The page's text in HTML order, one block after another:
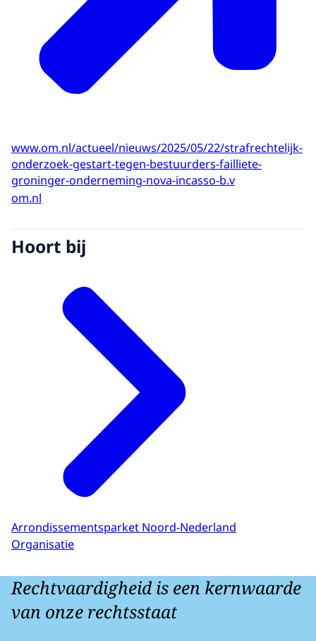
www.om.nl/actueel/nieuws/2025/05/22/strafrechtelijk-
onderzoek-gestart-tegen-bestuurders-failliete-
groninger-onderneming-nova-incasso-b.v
om.nl
Hoort bij
Arrondissementsparket Noord-Nederland
Organisatie
Rechtvaardigheid is een kernwaarde
van onze rechtsstaat